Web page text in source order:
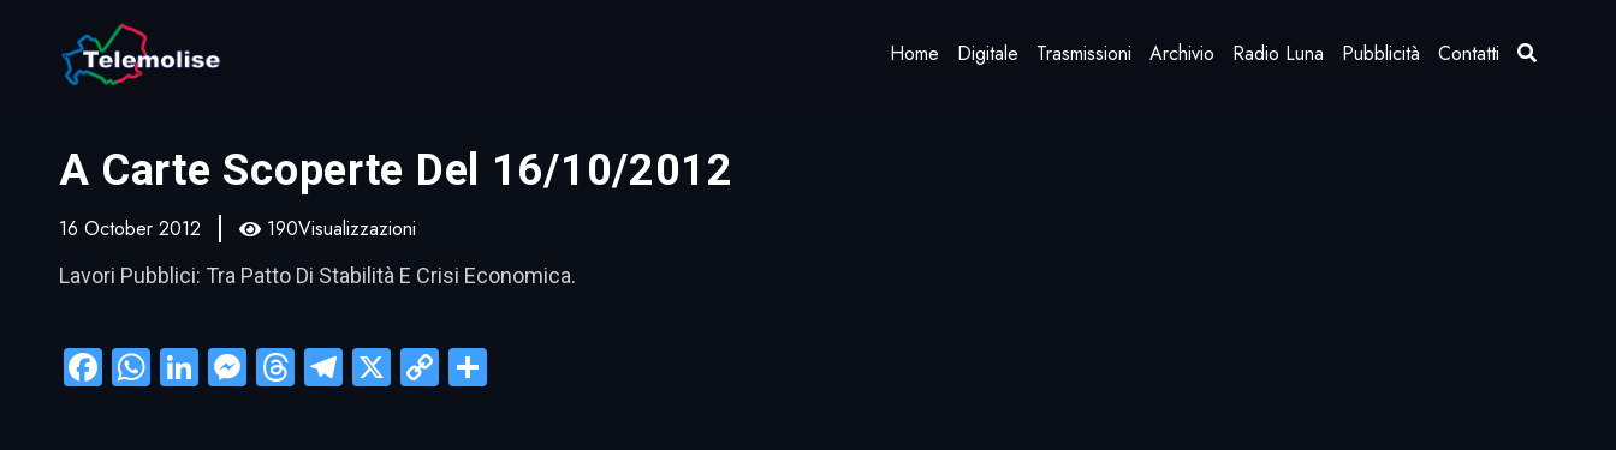
Home Digitale Trasmissioni Archivio Radio Luna Pubblicità Contatti
A Carte Scoperte Del 16/10/2012
16 October 2012 190Visualizzazioni
Lavori Pubblici: Tra Patto Di Stabilità E Crisi Economica.
Facebook
WhatsApp
LinkedIn
Messenger
Threads
Telegram
X CopyCondividi